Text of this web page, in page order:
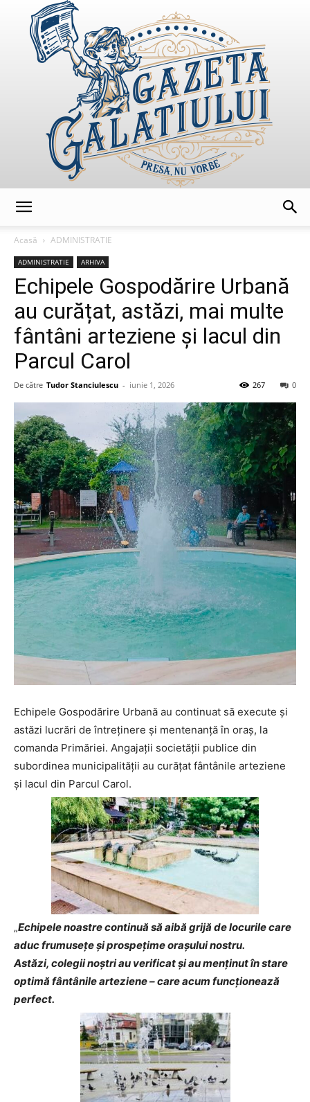
Acasă
ADMINISTRATIE
ADMINISTRATIE ARHIVA
Echipele Gospodărire Urbană
au curățat, astăzi, mai multe
fântâni arteziene și lacul din
Parcul Carol
De către Tudor Stanciulescu - iunie 1, 2026 0
267
Echipele Gospodărire Urbană au continuat să execute și
astăzi lucrări de întreținere și mentenanță în oraș, la
comanda Primăriei. Angajații societății publice din
subordinea municipalității au curățat fântânile arteziene
și lacul din Parcul Carol.
„Echipele noastre continuă să aibă grijă de locurile care
aduc frumusețe și prospețime orașului nostru.
Astăzi, colegii noștri au verificat și au menținut în stare
optimă fântânile arteziene – care acum funcționează
perfect.